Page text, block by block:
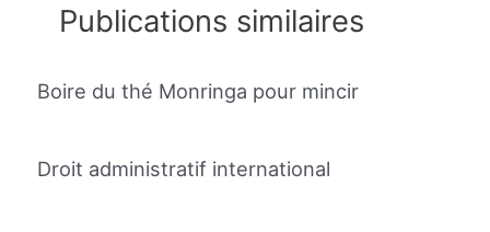
Publications similaires
Boire du thé Monringa pour mincir
Droit administratif international